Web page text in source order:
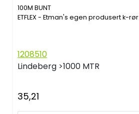
100M BUNT
ETFLEX - Etman's egen produsert k-rør
1208510
Lindeberg >1000 MTR
35,21